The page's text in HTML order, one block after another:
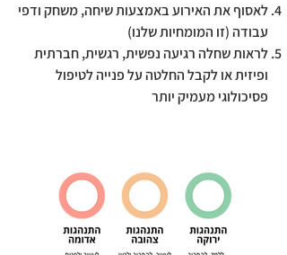
לאסוף את האירוע באמצעות שיחה, משחק ודפי
עבודה (זו המומחיות שלנו)
לראות שחלה רגיעה נפשית, רגשית, חברתית
ופיזית או לקבל החלטה על פנייה לטיפול
פסיכולוגי מעמיק יותר